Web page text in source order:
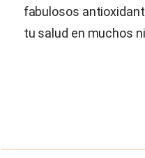
fabulosos
tu salud en muchos